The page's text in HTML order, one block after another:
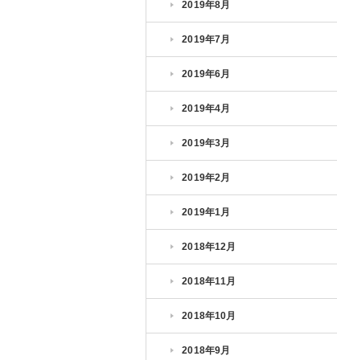
2019年8月
2019年7月
2019年6月
2019年4月
2019年3月
2019年2月
2019年1月
2018年12月
2018年11月
2018年10月
2018年9月